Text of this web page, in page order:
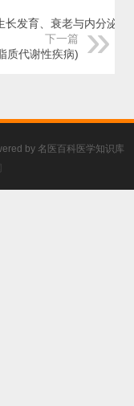
发育、衰老与内分泌)
下一篇
质代谢性疾病)
by 名医百科医学知识库